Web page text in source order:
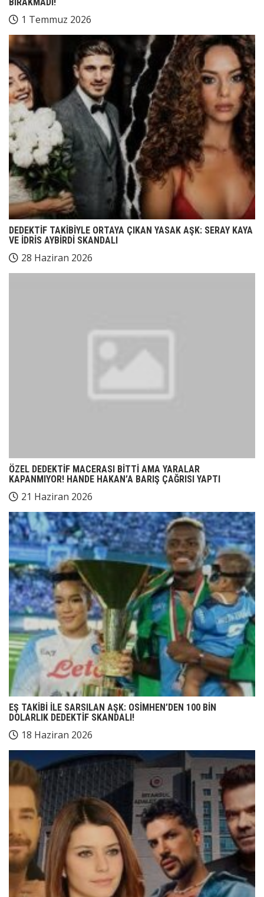
1 Temmuz 2026
DEDEKTİF TAKİBİYLE ORTAYA ÇIKAN YASAK AŞK: SERAY KAYA
VE İDRİS AYBİRDİ SKANDALI
28 Haziran 2026
ÖZEL DEDEKTİF MACERASI BİTTİ AMA YARALAR
KAPANMIYOR! HANDE HAKAN’A BARIŞ ÇAĞRISI YAPTI
21 Haziran 2026
EŞ TAKİBİ İLE SARSILAN AŞK: OSİMHEN’DEN 100 BİN
DOLARLIK DEDEKTİF SKANDALI!
18 Haziran 2026